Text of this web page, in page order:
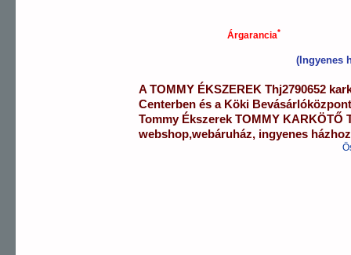
Árgarancia*
(Ingyenes
ATOMMY ÉKSZEREK Thj2790652
Centerben és a Köki
Tommy Ékszerek TOMMY KARKÖTŐ
webshop,webáruház, ingyenes